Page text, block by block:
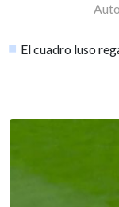
El cuadro luso